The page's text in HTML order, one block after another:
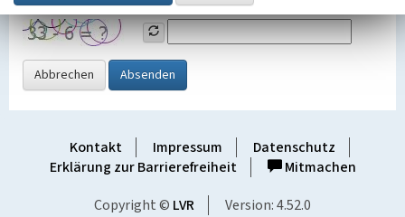
Grafik ein
Abbrechen Absenden
Kontakt Impressum
Datenschutz
Erklärung zur Barrierefreiheit
Mitmachen
Copyright © LVR Version: 4.52.0